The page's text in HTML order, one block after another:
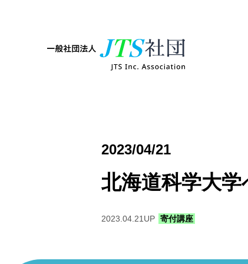
2023/04/21
北海道科学大学
2023.04.21UP 寄付講座